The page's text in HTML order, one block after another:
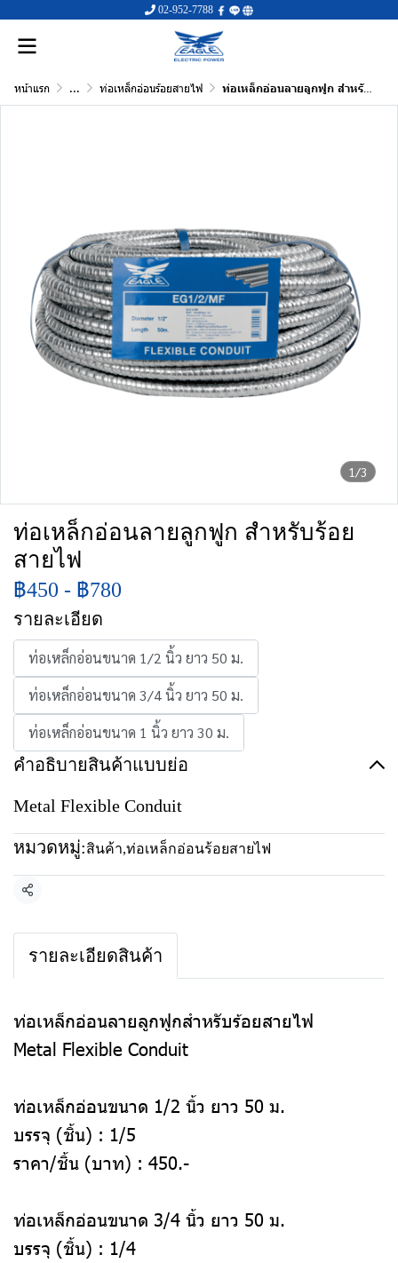
02-952-7788
หน้าแรก ... ท่อเหล็กอ่อนร้อยสายไฟ ท่อเหล็กอ่อนลายลูกฟูก สำหรับร้อยสายไฟ
1/3
ท่อเหล็กอ่อนลายลูกฟูก สำหรับร้อย
สายไฟ
฿450 - ฿780
รายละเอียด
ท่อเหล็กอ่อนขนาด 1/2 นิ้ว ยาว 50 ม.
ท่อเหล็กอ่อนขนาด 3/4 นิ้ว ยาว 50 ม.
ท่อเหล็กอ่อนขนาด 1 นิ้ว ยาว 30 ม.
คำอธิบายสินค้าแบบย่อ
Metal Flexible Conduit
หมวดหมู่:สินค้า,ท่อเหล็กอ่อนร้อยสายไฟ
แชร์
รายละเอียดสินค้า
ท่อเหล็กอ่อนลายลูกฟูกสำหรับร้อยสายไฟ
Metal Flexible Conduit
ท่อเหล็กอ่อนขนาด 1/2 นิ้ว ยาว 50 ม.
บรรจุ (ชิ้น) : 1/5
ราคา/ชิ้น (บาท) : 450.-
ท่อเหล็กอ่อนขนาด 3/4 นิ้ว ยาว 50 ม.
บรรจุ (ชิ้น) : 1/4